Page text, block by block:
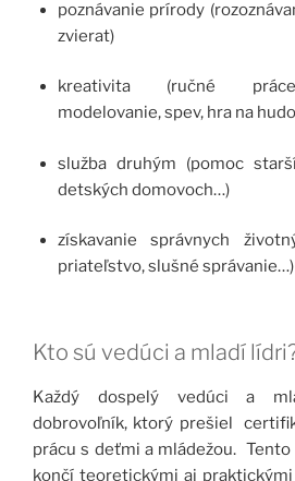
poznávanie prírody
zvierat)
kreativita (ručné
modelovanie, spev, hra na
služba druhým (pomoc
detských domovoch…)
získavanie správnych
priateľstvo, slušné správanie…)
Kto sú vedúci a mladí
Každý dospelý vedúci a
dobrovoľník, ktorý prešiel
prácu s deťmi a mládežou.
končí teoretickými aj